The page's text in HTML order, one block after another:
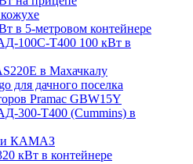
в 5-метровом контейнере
100С-Т400 100 кВт в
в Махачкалу
для дачного поселка
Pramac GВW15Y
300-Т400 (Cummins) в
КАМАЗ
кВт в контейнере